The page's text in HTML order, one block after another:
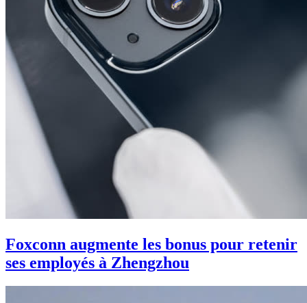
Foxconn augmente les bonus pour retenir
ses employés à Zhengzhou